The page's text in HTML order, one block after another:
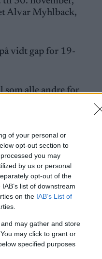
of your personal or
opt-out section to
you may
by us or personal
opt-out of the
list of downstream
on the IAB’s List of
may gather and store
may click to grant or
specified purposes
Alvar Myhlback,
vidt gap for 19-
som alle andre for